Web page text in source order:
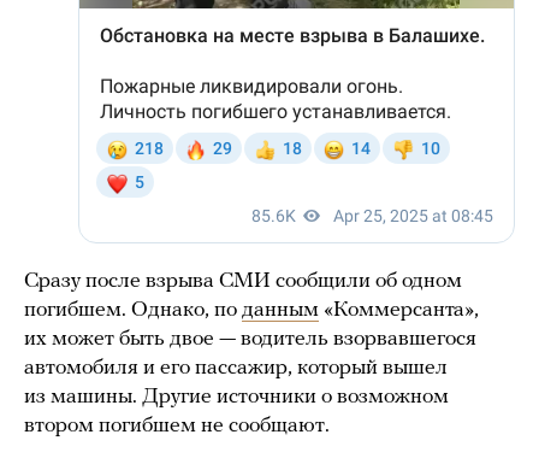
Сразу после взрыва СМИ сообщили об одном
погибшем. Однако, по данным «Коммерсанта»,
их может быть двое — водитель взорвавшегося
автомобиля и его пассажир, который вышел
из машины. Другие источники о возможном
втором погибшем не сообщают.